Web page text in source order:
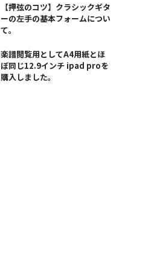
【押弦のコツ】クラシックギタ
ーの左手の基本フォームについ
て。
楽譜閲覧用としてA4用紙とほ
ぼ同じ12.9インチ ipad proを
購入しました。